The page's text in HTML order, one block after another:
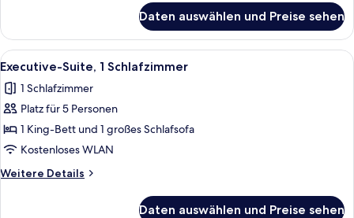
Studiosuite,
2 Doppelbetten
Daten auswählen und Preise sehen
Alle
Fotos
für
Executive-
Suite,
1
Schlafzimmer
anzeigen
42-Zoll-Flachbildfernseher mit
4
Executive-Suite, 1 Schlafzimmer
1 Schlafzimmer
Platz für 5 Personen
1 King-Bett und 1 großes Schlafsofa
Kostenloses WLAN
Weitere Details
Weitere
Daten auswählen und Preise sehen